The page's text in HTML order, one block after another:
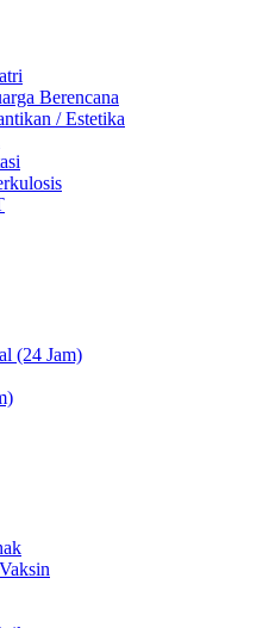
Berencana
/ Estetika
(24 Jam)